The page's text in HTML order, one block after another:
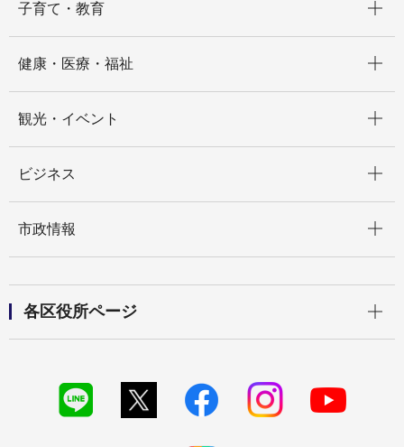
子育て・教育
健康・医療・福祉
観光・イベント
ビジネス
市政情報
各区役所ページ